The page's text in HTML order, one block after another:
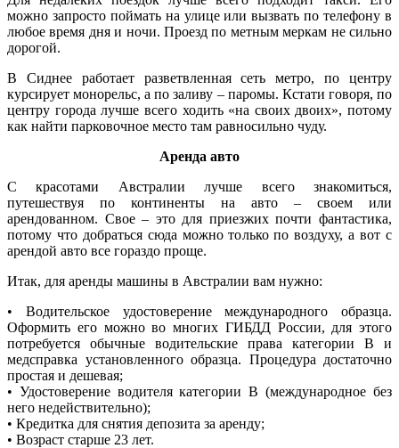
можно запросто поймать на улице или вызвать по телефону в
любое время дня и ночи. Проезд по метным меркам не сильно
дорогой.
В Сиднее работает разветвленная сеть метро, по центру
курсирует монорельс, а по заливу – паромы. Кстати говоря, по
центру города лучше всего ходить «на своих двоих», потому
как найти парковочное место там равносильно чуду.
Аренда авто
С красотами Австралии лучше всего знакомиться,
путешествуя по континенты на авто – своем или
арендованном. Свое – это для приезжих почти фантастика,
потому что добраться сюда можно только по воздуху, а вот с
арендой авто все гораздо проще.
Итак, для аренды машины в Австралии вам нужно:
• Водительское удостоверение международного образца.
Оформить его можно во многих ГИБДД России, для этого
потребуется обычные водительские права категории В и
медсправка установленного образца. Процедура достаточно
простая и дешевая;
• Удостоверение водителя категории В (международное без
него недействительно);
• Кредитка для снятия депозита за аренду;
• Возраст старше 23 лет.